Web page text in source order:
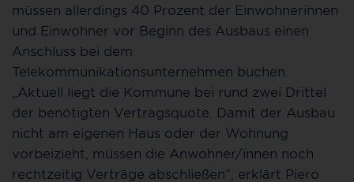
müssen allerdings 40 Prozent der Einwohnerinnen
und Einwohner vor Beginn des Ausbaus einen
Anschluss bei dem
Telekommunikationsunternehmen buchen.
„Aktuell liegt die Kommune bei rund zwei Drittel
der benötigten Vertragsquote. Damit der Ausbau
nicht am eigenen Haus oder der Wohnung
vorbeizieht, müssen die Anwohner/innen noch
rechtzeitig Verträge abschließen“, erklärt Piero